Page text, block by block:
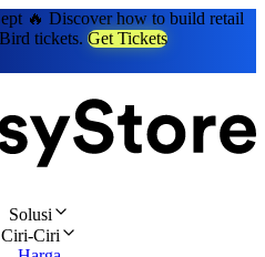
🔥 Discover how to build retail
tickets. Get Tickets
Solusi
Ciri-Ciri